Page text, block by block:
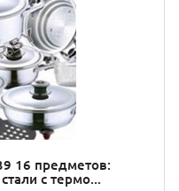
16 предметов:
с термо...